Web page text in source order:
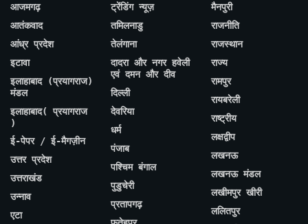
आजमगढ़
आतंकवाद
आंध्र प्रदेश
इटावा
इलाहाबाद (प्रयागराज)
मंडल
इलाहाबाद( प्रयागराज
)
ई-पेपर / ई-मैगज़ीन
उत्तर प्रदेश
उत्तराखंड
उन्नाव
एटा
ट्रेंडिंग न्यूज़
तमिलनाडु
तेलंगाना
दादरा और नगर हवेली
एवं दमन और दीव
दिल्ली
देवरिया
धर्म
पंजाब
पश्चिम बंगाल
पुडुचेरी
प्रतापगढ़
मैनपुरी
राजनीति
राजस्थान
राज्य
रामपुर
रायबरेली
राष्ट्रीय
लक्षद्वीप
लखनऊ
लखनऊ मंडल
लखीमपुर खीरी
ललितपुर